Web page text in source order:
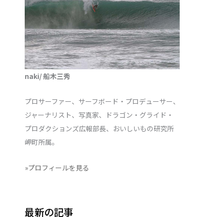
naki/ 船木三秀
プロサーファー、サーフボード・プロデューサー、
ジャーナリスト、写真家、ドラゴン・グライド・
プロダクションズ広報部長、おいしいもの研究所
岬町所属。
»プロフィールを見る
最新の記事